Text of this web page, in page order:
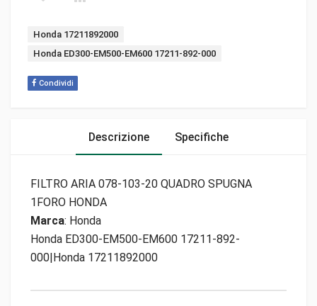
Tags:
Honda 17211892000
Honda ED300-EM500-EM600 17211-892-000
Condividi
Descrizione Specifiche
FILTRO ARIA 078-103-20 QUADRO SPUGNA
1FORO HONDA
Marca: Honda
Honda ED300-EM500-EM600 17211-892-
000|Honda 17211892000